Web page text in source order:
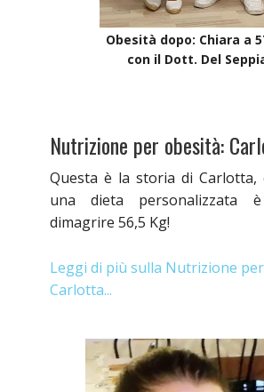
Obesità dopo: Chiara a
con il Dott. Del
Nutrizione per obesità:
Questa è la storia di Carlotta,
una dieta personalizzata
dimagrire 56,5 Kg!
Leggi di più sulla Nutrizione
Carlotta...